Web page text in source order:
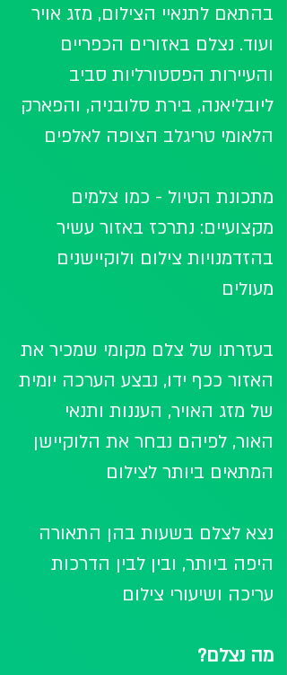
בהתאם לתנאיי הצילום, מזג אויר
ועוד. נצלם באזורים הכפריים
והעיירות הפסטורליות סביב
ליובליאנה, בירת סלובניה, והפארק
הלאומי טריגלב הצופה לאלפים
מתכונת הטיול - כמו צלמים
מקצועיים: נתרכז באזור עשיר
בהזדמנויות צילום ולוקיישנים
מעולים
בעזרתו של צלם מקומי שמכיר את
האזור ככף ידו, נבצע הערכה יומית
של מזג האויר, העננות ותנאי
האור, לפיהם נבחר את הלוקיישן
המתאים ביותר לצילום
נצא לצלם בשעות בהן התאורה
היפה ביותר, ובין לבין הדרכות
עריכה ושיעורי צילום
מה נצלם?